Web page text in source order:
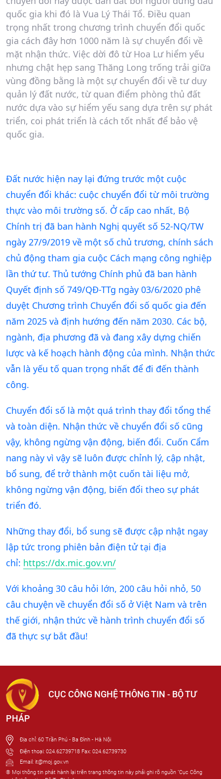
quốc gia khi đó là Vua Lý Thái Tổ. Điều quan
trọng nhất trong chương trình chuyển đổi quốc
gia cách đây hơn 1000 năm là sự chuyển đổi về
mặt nhận thức. Việc dời đô từ Hoa Lư hiểm yếu
nhưng chật hẹp sang Thăng Long trống trải giữa
vùng đồng bằng là một sự chuyển đổi về tư duy
quản lý đất nước, từ quan điểm phòng thủ đất
nước dựa vào sự hiểm yếu sang dựa trên sự phát
triển, coi phát triển là cách tốt nhất để bảo vệ
quốc gia.
Đất nước hiện nay lại đứng trước một cuộc
chuyển đổi khác: cuộc chuyển đổi từ môi trường
thực vào môi trường số. Ở cấp cao nhất, Bộ
Chính trị đã ban hành Nghị quyết số 52-NQ/TW
ngày 27/9/2019 về một số chủ trương, chính sách
chủ động tham gia cuộc Cách mạng công nghiệp
lần thứ tư. Thủ tướng Chính phủ đã ban hành
Quyết định số 749/QĐ-TTg ngày 03/6/2020 phê
duyệt Chương trình Chuyển đổi số quốc gia đến
năm 2025 và định hướng đến năm 2030. Các bộ,
ngành, địa phương đã và đang xây dựng chiến
lược và kế hoạch hành động của mình. Nhận thức
vẫn là yếu tố quan trọng nhất để đi đến thành
công.
Chuyển đổi số là một quá trình thay đổi tổng thể
và toàn diện. Nhận thức về chuyển đổi số cũng
vậy, không ngừng vận động, biến đổi. Cuốn Cẩm
nang này vì vậy sẽ luôn được chỉnh lý, cập nhật,
bổ sung, để trở thành một cuốn tài liệu mở,
không ngừng vận động, biến đổi theo sự phát
triển đó.
Những thay đổi, bổ sung sẽ được cập nhật ngay
lập tức trong phiên bản điện tử tại địa
chỉ: https://dx.mic.gov.vn/
Với khoảng 30 câu hỏi lớn, 200 câu hỏi nhỏ, 50
câu chuyện về chuyển đổi số ở Việt Nam và trên
thế giới, nhận thức về hành trình chuyển đổi số
đã thực sự bắt đầu!
CỤC CÔNG NGHỆ THÔNG TIN - BỘ TƯ
PHÁP
Địa chỉ: 60 Trần Phú - Ba Đình - Hà Nội
Điện thoại: 024.62739718 Fax: 024.62739730
Email: it@moj.gov.vn
® Mọi thông tin phát hành lại trên trang thông tin này phải ghi rõ nguồn "Cục Công